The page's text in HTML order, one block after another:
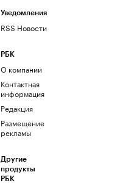
Уведомления
RSS Новости
РБК
О компании
Контактная
информация
Редакция
Размещение
рекламы
Другие
продукты
РБК